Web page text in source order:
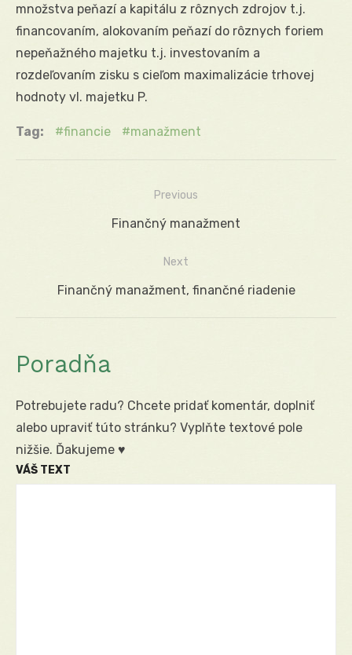
množstva peňazí a kapitálu z rôznych zdrojov t.j.
financovaním, alokovaním peňazí do rôznych foriem
nepeňažného majetku t.j. investovaním a
rozdeľovaním zisku s cieľom maximalizácie trhovej
hodnoty vl. majetku P.
Tag: financie manažment
Navigácia
Previous
Previous
Finančný manažment
Next
Next
Finančný manažment, finančné riadenie
Poradňa
Potrebujete radu? Chcete pridať komentár, doplniť
alebo upraviť túto stránku? Vyplňte textové pole
nižšie. Ďakujeme ♥
VÁŠ TEXT